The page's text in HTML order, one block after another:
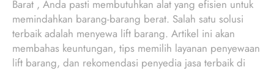
Barat , Anda pasti membutuhkan alat yang efisien untuk
memindahkan barang-barang berat. Salah satu solusi
terbaik adalah menyewa lift barang. Artikel ini akan
membahas keuntungan, tips memilih layanan penyewaan
lift barang, dan rekomendasi penyedia jasa terbaik di